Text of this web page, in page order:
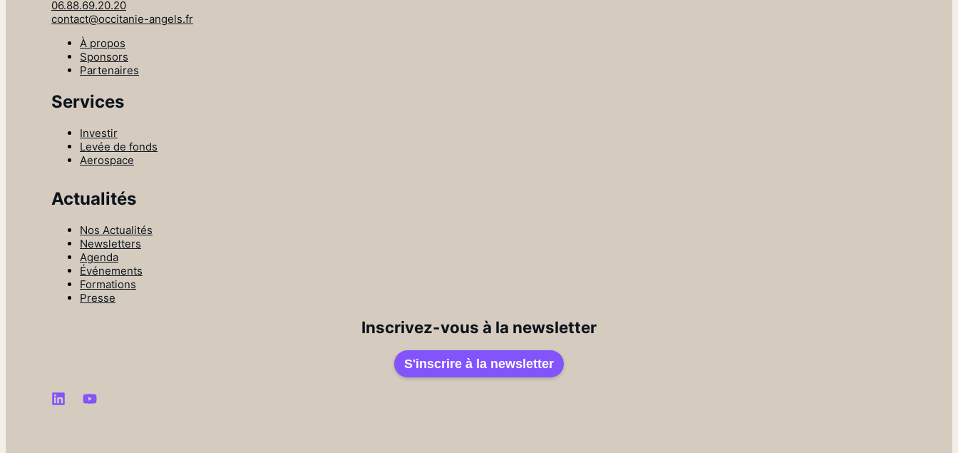
06.88.69.20.20
contact@occitanie-angels.fr
À propos
Sponsors
Partenaires
Services
Investir
Levée de fonds
Aerospace
Actualités
Nos Actualités
Newsletters
Agenda
Événements
Formations
Presse
Inscrivez-vous à la newsletter
S'inscrire à la newsletter